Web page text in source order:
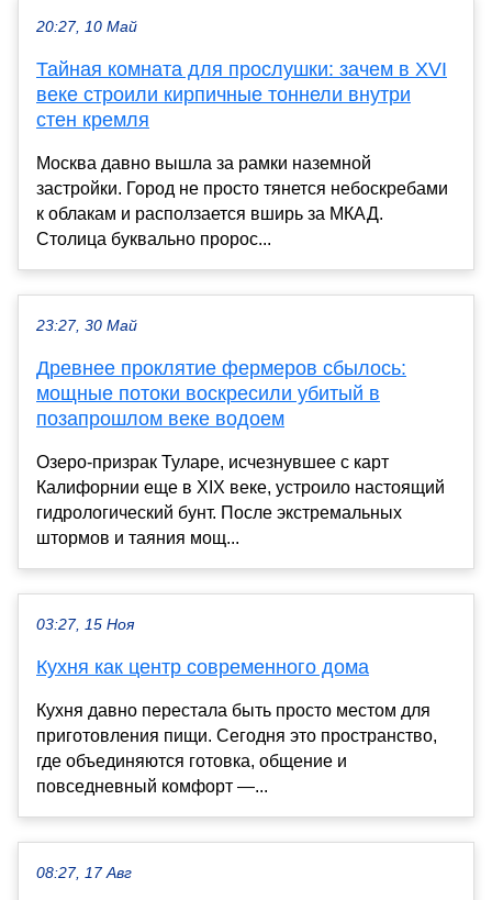
20:27, 10 Май
Тайная комната для прослушки: зачем в XVI
веке строили кирпичные тоннели внутри
стен кремля
Москва давно вышла за рамки наземной
застройки. Город не просто тянется небоскребами
к облакам и расползается вширь за МКАД.
Столица буквально пророс...
23:27, 30 Май
Древнее проклятие фермеров сбылось:
мощные потоки воскресили убитый в
позапрошлом веке водоем
Озеро-призрак Туларе, исчезнувшее с карт
Калифорнии еще в XIX веке, устроило настоящий
гидрологический бунт. После экстремальных
штормов и таяния мощ...
03:27, 15 Ноя
Кухня как центр современного дома
Кухня давно перестала быть просто местом для
приготовления пищи. Сегодня это пространство,
где объединяются готовка, общение и
повседневный комфорт —...
08:27, 17 Авг